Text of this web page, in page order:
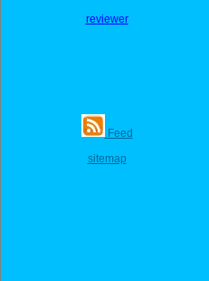
reviewer
Feed
sitemap